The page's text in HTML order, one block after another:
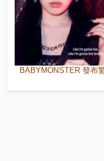
BABYMONSTER 發布